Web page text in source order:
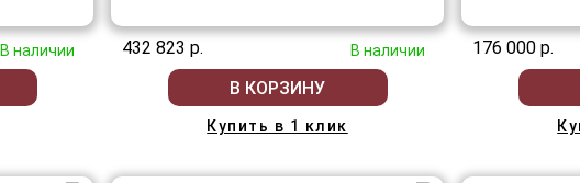
В наличии 432 823 р. В наличии
В КОРЗИНУ
Купить в 1 клик
176 000 р.